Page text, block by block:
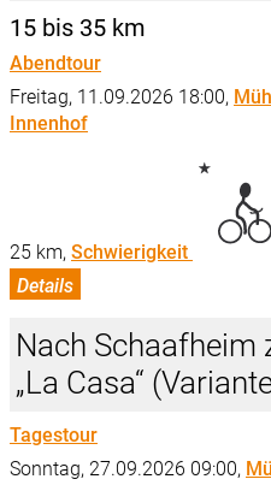
15 bis 35 km
Abendtour
Freitag, 11.09.2026 18:00,
Innenhof
25 km, Schwierigkeit
Details
Nach Schaafheim
„La Casa“
Tagestour
Sonntag, 27.09.2026 09:00,